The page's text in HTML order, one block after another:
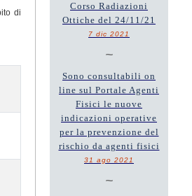
di
Corso Radiazioni
Ottiche del 24/11/21
7 dic 2021
~
Sono consultabili on
line sul Portale Agenti
Fisici le nuove
indicazioni operative
per la prevenzione del
rischio da agenti fisici
31 ago 2021
~